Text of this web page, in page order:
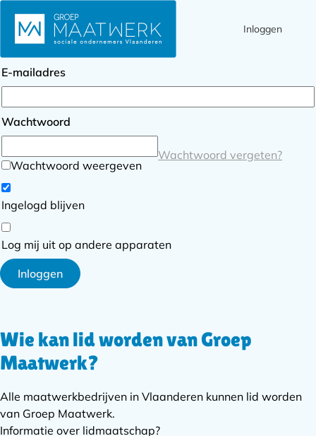
Inloggen
Inloggen
E-mailadres
Wachtwoord
Wachtwoord weergeven
Wachtwoord vergeten?
Ingelogd blijven
Log mij uit op andere apparaten
Inloggen
Subnavigatie
Wie kan lid worden van Groep
Maatwerk?
Alle maatwerkbedrijven in Vlaanderen kunnen lid worden
van Groep Maatwerk.
Informatie over lidmaatschap?